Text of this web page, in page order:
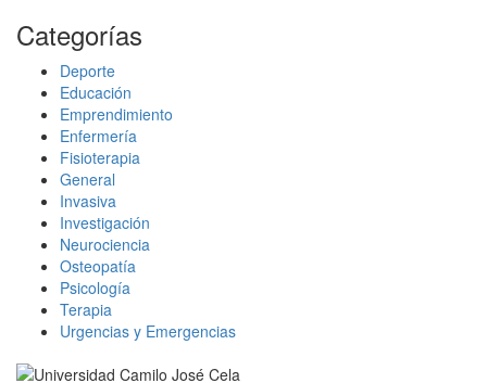
Categorías
Deporte
Educación
Emprendimiento
Enfermería
Fisioterapia
General
Invasiva
Investigación
Neurociencia
Osteopatía
Psicología
Terapia
Urgencias y Emergencias